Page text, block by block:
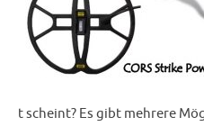
t scheint? Es gibt mehrere